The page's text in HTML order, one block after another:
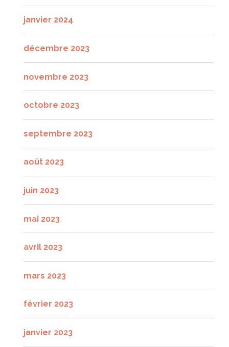
janvier 2024
décembre 2023
novembre 2023
octobre 2023
septembre 2023
août 2023
juin 2023
mai 2023
avril 2023
mars 2023
février 2023
janvier 2023